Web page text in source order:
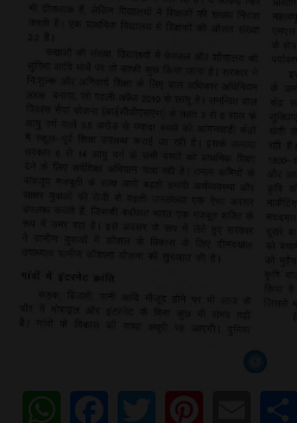
WhatsApp
Facebook
Twitter